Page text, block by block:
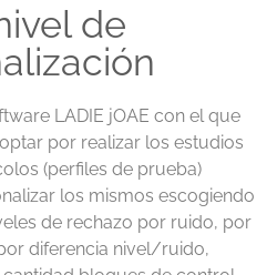
de
LADIE jOAE con el que
por realizar los estudios
(perfiles de prueba)
los mismos escogiendo
de rechazo por ruido, por
diferencia nivel/ruido,